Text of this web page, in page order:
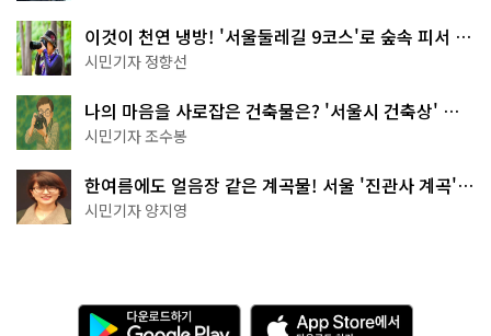
이것이 천연 냉방! '서울둘레길 9코스'로 숲속 피서 떠
나볼까
시민기자 정향선
나의 마음을 사로잡은 건축물은? '서울시 건축상' 수
상작 공개!
시민기자 조수봉
한여름에도 얼음장 같은 계곡물! 서울 '진관사 계곡'이
천국이네~
시민기자 양지영
다 A